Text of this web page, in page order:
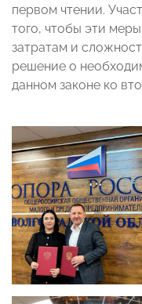
первом чтении.
того, чтобы эти
затратам и
решение о
данном законе ко